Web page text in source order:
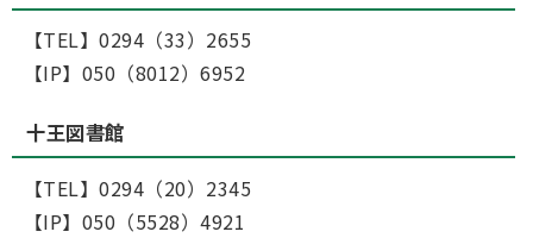
【TEL】0294（33）2655
【IP】050（8012）6952
十王図書館
【TEL】0294（20）2345
【IP】050（5528）4921